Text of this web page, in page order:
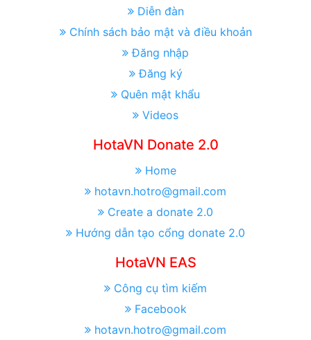
Diễn đàn
Chính sách bảo mật và điều khoản
Đăng nhập
Đăng ký
Quên mật khẩu
Videos
HotaVN Donate 2.0
Home
hotavn.hotro@gmail.com
Create a donate 2.0
Hướng dẫn tạo cổng donate 2.0
HotaVN EAS
Công cụ tìm kiếm
Facebook
hotavn.hotro@gmail.com